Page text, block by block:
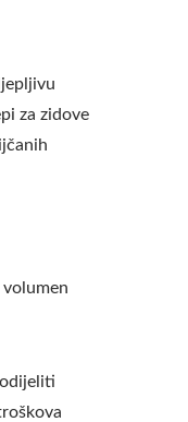
za zidove